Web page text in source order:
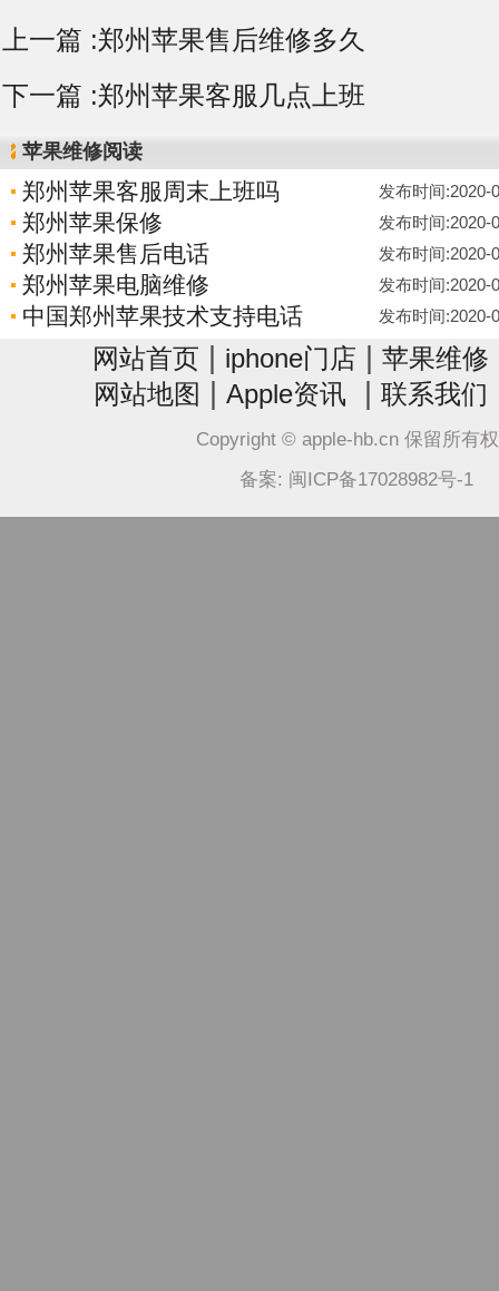
上一篇 :郑州苹果售后维修多久
下一篇 :郑州苹果客服几点上班
苹果维修阅读
郑州苹果客服周末上班吗 发布时间:2020-
郑州苹果保修 发布时间:2020-
郑州苹果售后电话 发布时间:2020-
郑州苹果电脑维修 发布时间:2020-
中国郑州苹果技术支持电话 发布时间:2020-
网站首页 iphone门店 苹果维修
网站地图 Apple资讯 联系我们
Copyright © apple-hb.cn 保留所有
备案: 闽ICP备17028982号-1